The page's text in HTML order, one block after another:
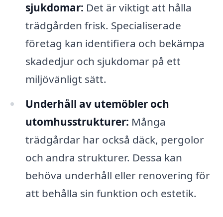
sjukdomar: Det är viktigt att hålla
trädgården frisk. Specialiserade
företag kan identifiera och bekämpa
skadedjur och sjukdomar på ett
miljövänligt sätt.
Underhåll av utemöbler och
utomhusstrukturer: Många
trädgårdar har också däck, pergolor
och andra strukturer. Dessa kan
behöva underhåll eller renovering för
att behålla sin funktion och estetik.